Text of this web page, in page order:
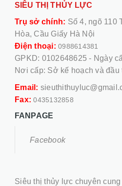
SIÊU THỊ THỦY LỰC
Trụ sở chính: Số 4, ngõ 110
Hòa, Cầu Giấy Hà Nội
Điện thoại: 0988614381
GPKD: 0102648625 - Ngày
Nơi cấp: Sở kế hoạch và
Email:
Fax:0435132858
FANPAGE
Facebook
Siêu thị thủy lực chuyên